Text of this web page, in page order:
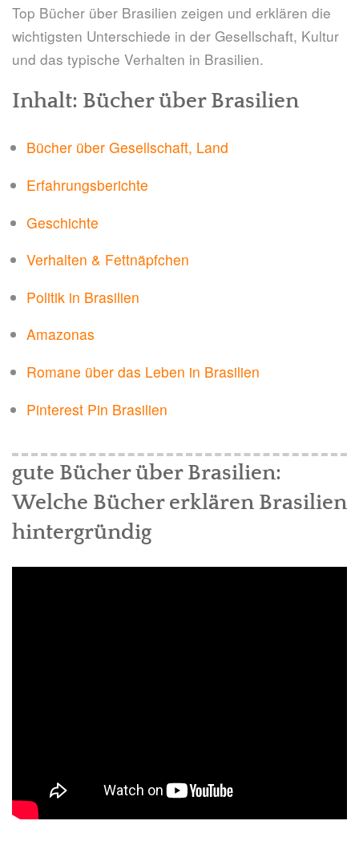
Top Bücher über Brasilien zeigen und erklären die
wichtigsten Unterschiede in der Gesellschaft, Kultur
und das typische Verhalten in Brasilien.
Inhalt: Bücher über Brasilien
Bücher über Gesellschaft, Land
Erfahrungsberichte
Geschichte
Verhalten & Fettnäpfchen
Politik in Brasilien
Amazonas
Romane über das Leben in Brasilien
Pinterest Pin Brasilien
gute Bücher über Brasilien:
Welche Bücher erklären Brasilien
hintergründig